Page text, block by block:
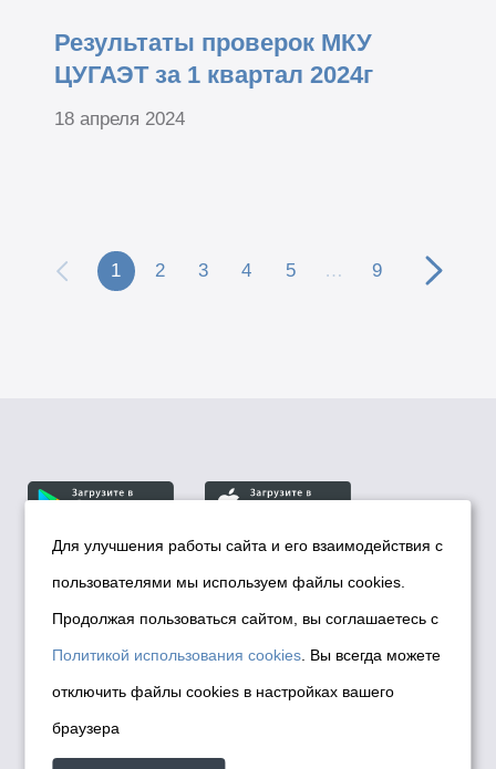
Результаты проверок МКУ
ЦУГАЭТ за 1 квартал 2024г
18 апреля 2024
1 2 3 4 5 … 9
© Департамент информационной политики мэрии
города Новосибирска, 2026
Политика использования Cookies
Политика по обработке персональных
данных в информационных системах
мэрии города Новосибирска
Для улучшения работы сайта и его взаимодействия с
пользователями мы используем файлы cookies.
Продолжая пользоваться сайтом, вы соглашаетесь с
Политикой использования cookies . Вы всегда можете
отключить файлы cookies в настройках вашего
браузера